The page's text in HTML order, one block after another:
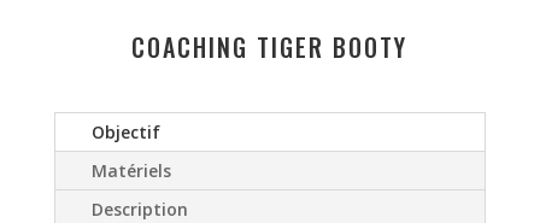
COACHING TIGER BOOTY
Objectif
Matériels
Description